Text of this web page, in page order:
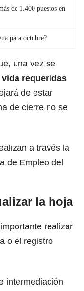
de 1.400 puestos en
para octubre?
una vez se
requeridas
de estar
de cierre no se
a través la
de Empleo del
la hoja
realizar
o el registro
intermediación